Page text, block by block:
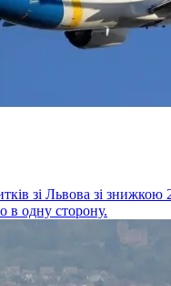
зі Львова зі знижкою
в одну сторону.